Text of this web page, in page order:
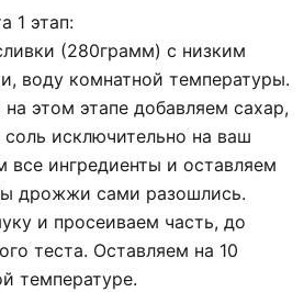
1 этап:
(280грамм) с низким
воду комнатной температуры.
этом этапе добавляем сахар,
исключительно на ваш
все ингредиенты и оставляем
дрожжи сами разошлись.
и просеиваем часть, до
теста. Оставляем на 10
температуре.